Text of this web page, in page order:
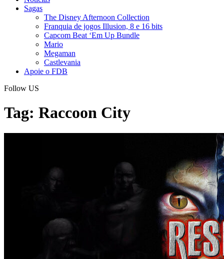
Sagas
The Disney Afternoon Collection
Franquia de jogos Illusion, 8 e 16 bits
Capcom Beat ‘Em Up Bundle
Mario
Megaman
Castlevania
Apoie o FDB
Follow US
Tag: Raccoon City